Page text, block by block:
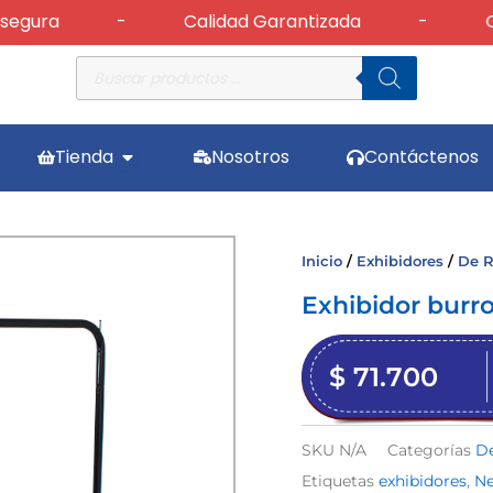
- Calidad Garantizada -
Tienda Abrir TiendaNosotros Contáctenos
Inicio / Exhibidores / De
Exhibidor
$ 71.700
SKU N/A Categorías
Etiquetas exhibidores,